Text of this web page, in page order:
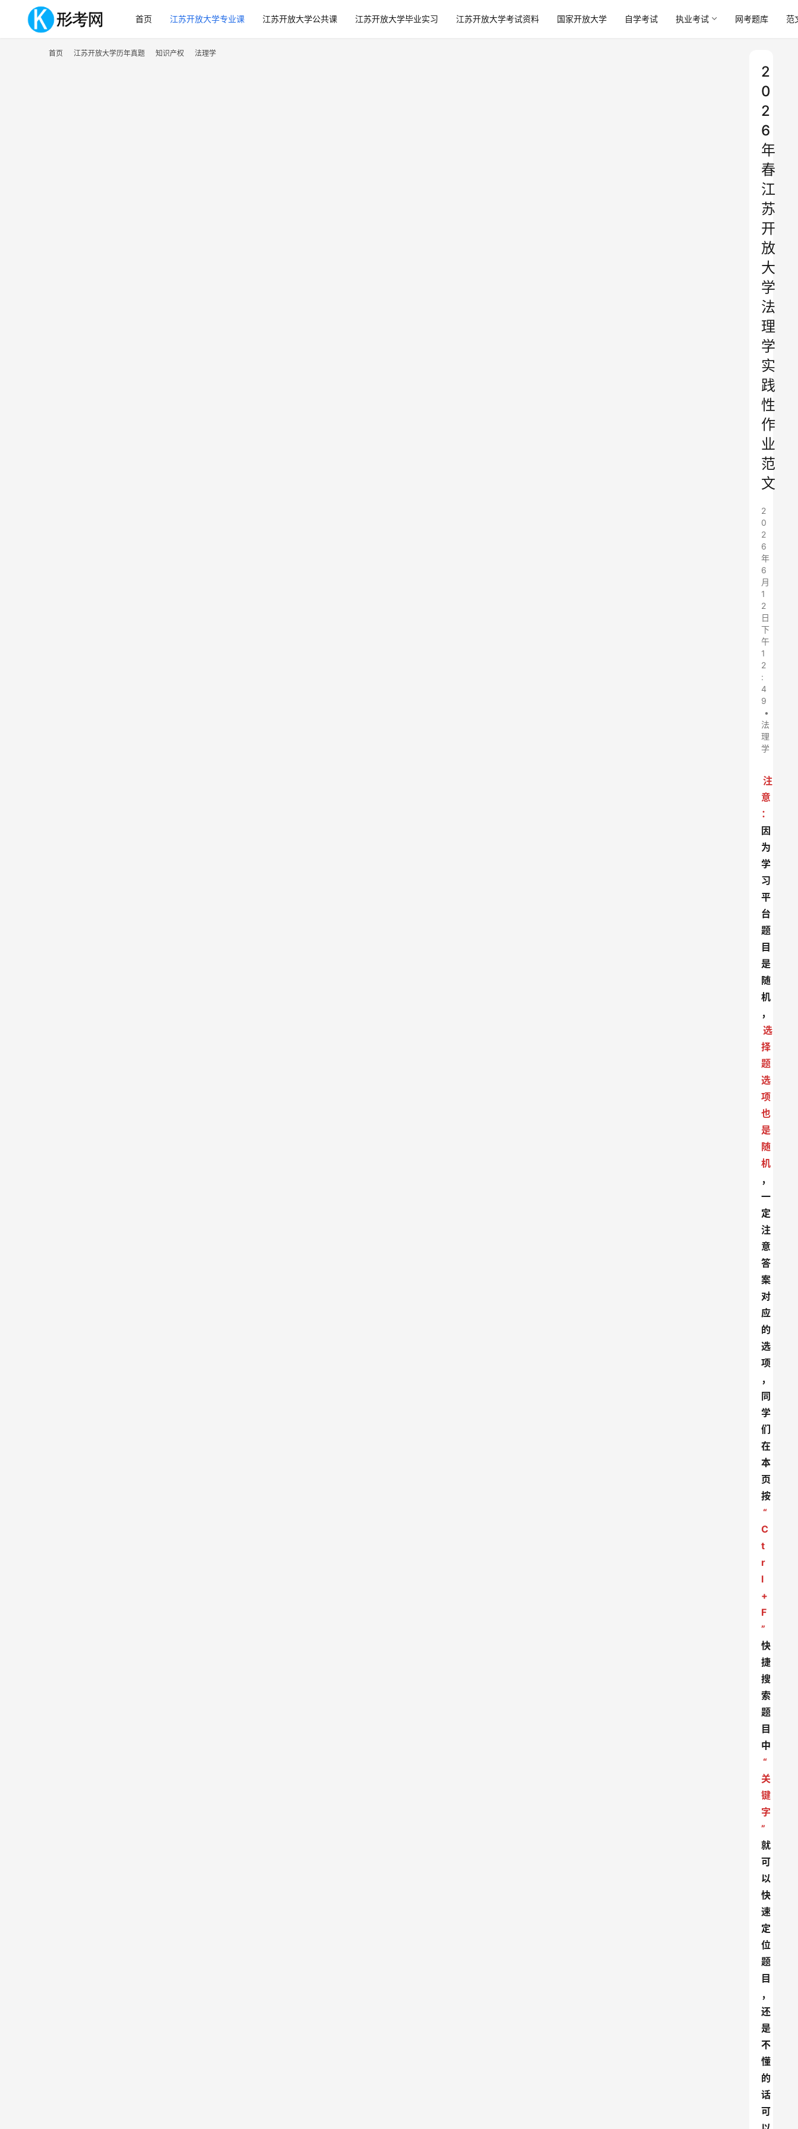
首页 江苏开放大学专业课 江苏开放大学公共课 江苏开放大学毕业实习 江苏开放大学考试资料 国家开放大学 自学考试 执业考试 网考题库 范
首页 江苏开放大学历年真题 知识产权 法理学
2
0
2
6
年
春
江
苏
开
放
大
学
法
理
学
实
践
性
作
业
范
文
2
0
2
6
年
6
月
1
2
日
下
午
1
2
:
4
9
•
法
理
学
注
意
：
因
为
学
习
平
台
题
目
是
随
机
，
选
择
题
选
项
也
是
随
机
，
一
定
注
意
答
案
对
应
的
选
项
，
同
学
们
在
本
页
按
“
C
t
r
l
+
F
”
快
捷
搜
索
题
目
中
“
关
键
字
”
就
可
以
快
速
定
位
题
目
，
还
是
不
懂
的
话
可